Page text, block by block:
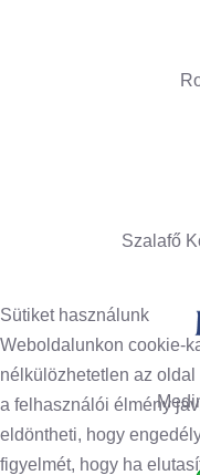
Szalafő
Sütiket használunk
Weboldalunkon cookie-
nélkülözhetetlen az
a felhasználói élmény
eldöntheti, hogy
figyelmét, hogy ha